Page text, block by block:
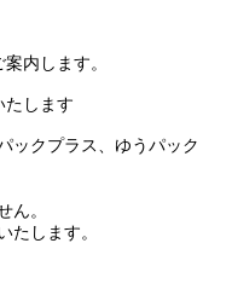
内します。
たします
ックプラス、ゆうパック
ん。
します。